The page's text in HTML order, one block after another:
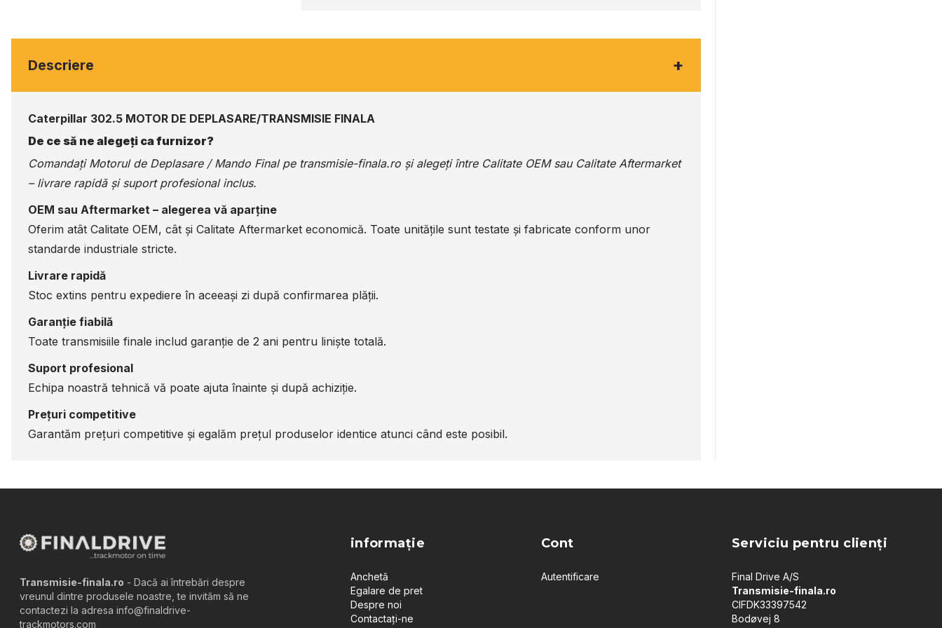
Descriere +
Caterpillar 302.5 MOTOR DE DEPLASARE/TRANSMISIE FINALA
De ce să ne alegeți ca furnizor?
Comandați Motorul de Deplasare / Mando Final pe transmisie-finala.ro și alegeți între Calitate OEM sau Calitate Aftermarket
– livrare rapidă și suport profesional inclus.
OEM sau Aftermarket – alegerea vă aparține
Oferim atât Calitate OEM, cât și Calitate Aftermarket economică. Toate unitățile sunt testate și fabricate conform unor
standarde industriale stricte.
Livrare rapidă
Stoc extins pentru expediere în aceeași zi după confirmarea plății.
Garanție fiabilă
Toate transmisiile finale includ garanție de 2 ani pentru liniște totală.
Suport profesional
Echipa noastră tehnică vă poate ajuta înainte și după achiziție.
Prețuri competitive
Garantăm prețuri competitive și egalăm prețul produselor identice atunci când este posibil.
Transmisie-finala.ro - Dacă ai întrebări despre
vreunul dintre produsele noastre, te invităm să ne
contactezi la adresa info@finaldrive-
trackmotors.com
informație
Anchetă
Egalare de pret
Despre noi
Contactați-ne
Cont
Autentificare
Serviciu pentru clienți
Final Drive A/S
Transmisie-finala.ro
CIFDK33397542
Bodøvej 8